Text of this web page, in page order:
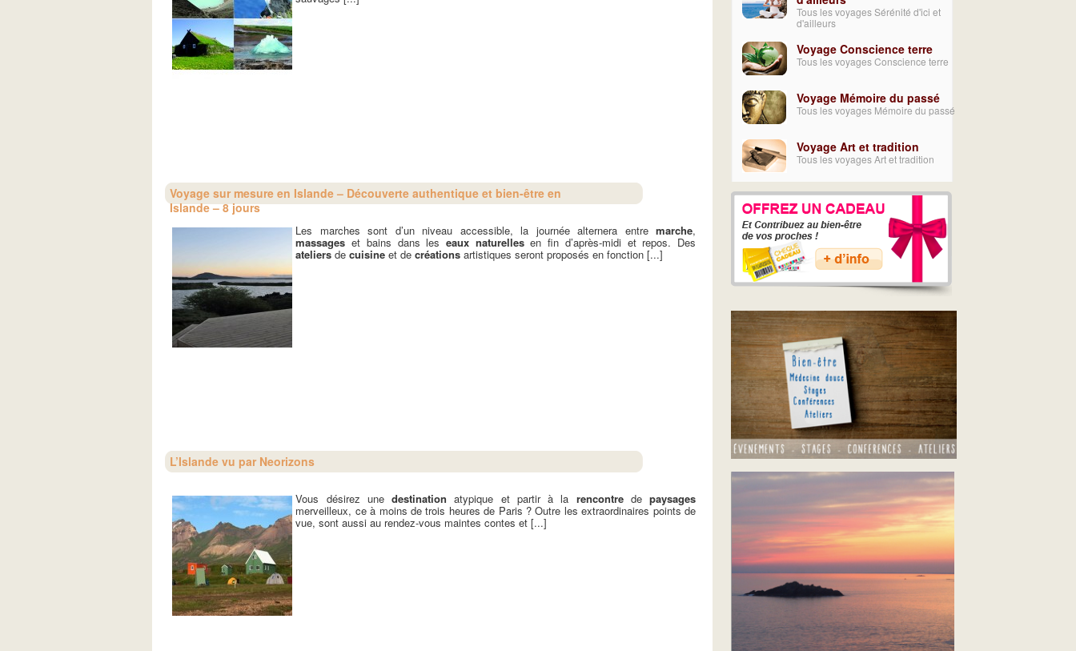
Voyage sur mesure en Islande – Découverte authentique et bien-être en
Islande – 8 jours
Les marches sont d’un niveau accessible, la journée alternera entremarche,
massages et bains dans les eaux naturellesen fin d’après-midi et repos. Des
ateliersde cuisine et decréations artistiques seront proposés en fonction [...]
L’Islande vu par Neorizons
Vous désirez unedestination atypique et partir à la rencontredepaysages
merveilleux, ce à moins de trois heures de Paris ? Outre les extraordinaires points de
vue, sont aussi au rendez-vous maintes contes et [...]
Tous les voyages Sérénité d'ici et
d'ailleurs
Voyage Conscience terre
Tous les voyages Conscience terre
Voyage Mémoire du passé
Tous les voyages Mémoire du passé
Voyage Art et tradition
Tous les voyages Art et tradition